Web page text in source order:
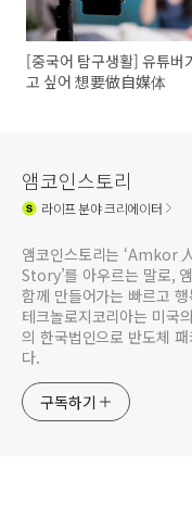
[중국어 탐구생활] 유튜버
고 싶어 想要做自媒体
앰코인스토리
라이프분야 크리에이터
앰코인스토리는 ‘Amkor
Story’를 아우르는 말로,
함께 만들어가는 빠르고
테크놀로지코리아는 미
의 한국법인으로 반도체
다.
구독하기